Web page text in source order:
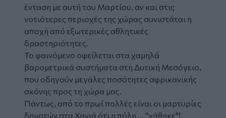
ένταση με αυτή του Μαρτίου, αν και στις
νοτιότερες περιοχές της χώρας συνιστάται η
αποχή από εξωτερικές αθλητικές
δραστηριότητες.
Το φαινόμενο οφείλεται στα χαμηλά
βαρομετρικά συστήματα στη Δυτική Μεσόγειο,
που οδηγούν μεγάλες ποσότητες αφρικανικής
σκόνης προς τη χώρα μας.
Πάντως, από το πρωί πολλές είναι οι μαρτυρίες
δημοτών στα Χανιά ότι η πόλη ... "χάθηκε"!